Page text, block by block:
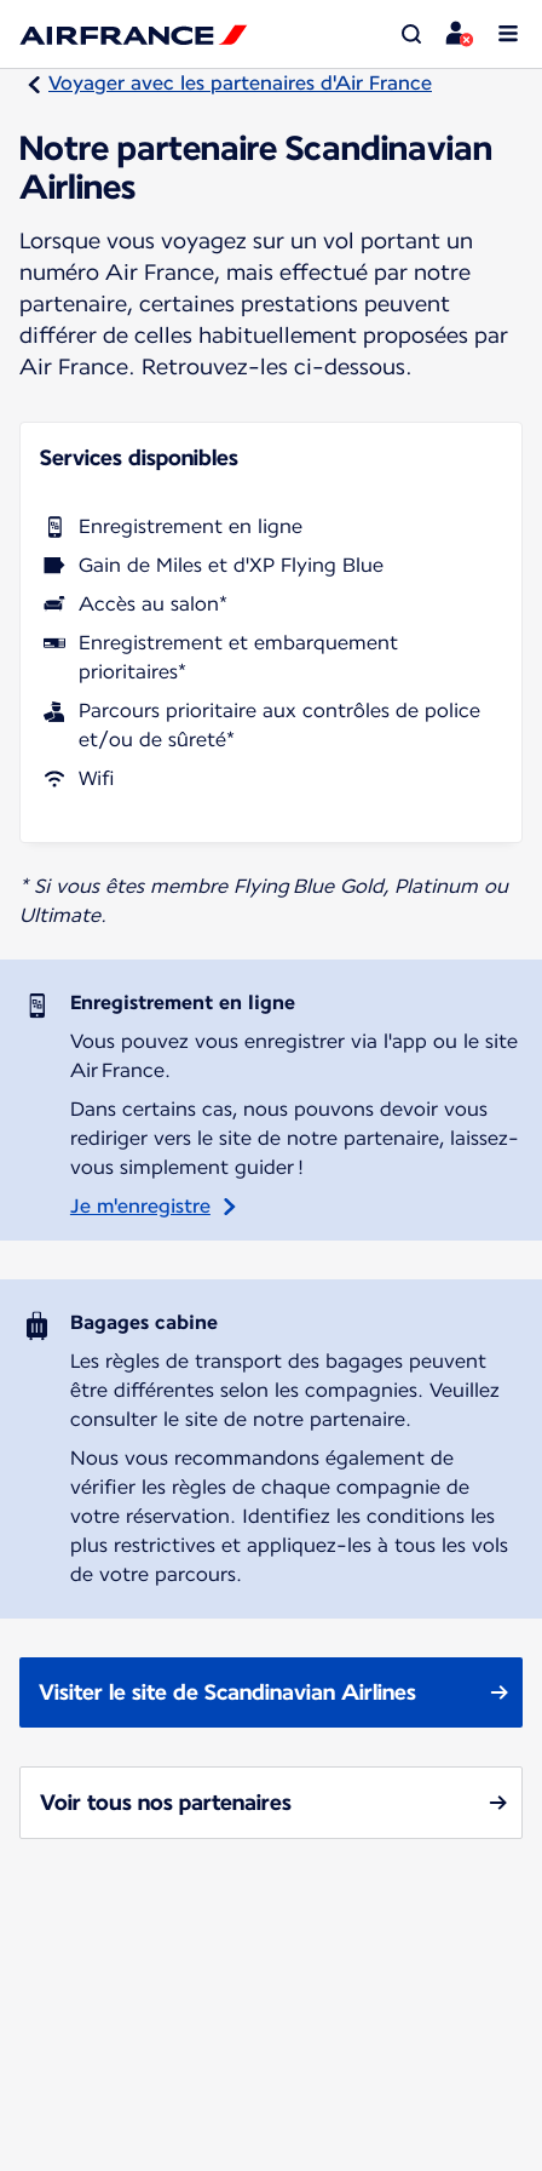
Voyager avec les partenaires d'Air France
Notre partenaire Scandinavian
Airlines
Lorsque vous voyagez sur un vol portant un
numéro Air France, mais effectué par notre
partenaire, certaines prestations peuvent
différer de celles habituellement proposées par
Air France. Retrouvez-les ci-dessous.
Services disponibles
Enregistrement en ligne
Gain de Miles et d'XP Flying Blue
Accès au salon*
Enregistrement et embarquement
prioritaires*
Parcours prioritaire aux contrôles de police
et/ou de sûreté*
Wifi
* Si vous êtes membre Flying Blue Gold, Platinum ou
Ultimate.
Enregistrement en ligne
Vous pouvez vous enregistrer via l'app ou le site
Air France.
Dans certains cas, nous pouvons devoir vous
rediriger vers le site de notre partenaire, laissez-
vous simplement guider !
Je m'enregistre
Bagages cabine
Les règles de transport des bagages peuvent
être différentes selon les compagnies. Veuillez
consulter le site de notre partenaire.
Nous vous recommandons également de
vérifier les règles de chaque compagnie de
votre réservation. Identifiez les conditions les
plus restrictives et appliquez-les à tous les vols
de votre parcours.
Visiter le site de Scandinavian Airlines
Voir tous nos partenaires